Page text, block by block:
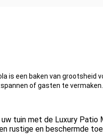
is een baken van grootsheid
of gasten te vermaken.
tuin met de Luxury Patio
rustige en beschermde